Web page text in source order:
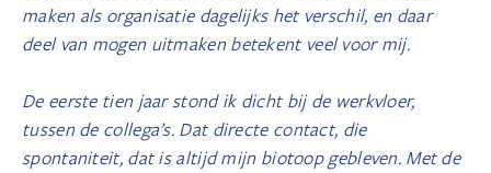
maken als organisatie dagelijks het verschil, en daar
deel van mogen uitmaken betekent veel voor mij.
De eerste tien jaar stond ik dicht bij de werkvloer,
tussen de collega’s. Dat directe contact, die
spontaniteit, dat is altijd mijn biotoop gebleven. Met de